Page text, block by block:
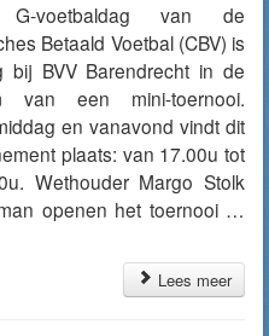
voetbaldag van de
Betaald Voetbal (CBV) is
bij BVV Barendrecht in de
van een mini-toernooi.
en vanavond vindt dit
plaats: van 17.00u tot
Wethouder Margo Stolk
openen het toernooi …
Lees meer